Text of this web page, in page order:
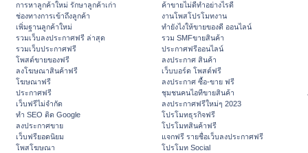
การหาลูกค้าใหม่ รักษาลูกค้าเก่า
ช่องทางการเข้าถึงลูกค้า
เพิ่มฐานลูกค้าใหม่
รวมเว็บลงประกาศฟรี ล่าสุด
รวมเว็บประกาศฟรี
โพสต์ขายของฟรี
ลงโฆษณาสินค้าฟรี
โฆษณาฟรี
ประกาศฟรี
เว็บฟรีไม่จำกัด
ทำ SEO ติด Google
ลงประกาศขาย
เว็บฟรียอดนิยม
โพสโฆษณา
ค้าขายไม่ดีทำอย่างไรดี
งานโพสโปรโมทงาน
ทํายังไงให้ขายของดี ออนไลน์
รวม SMFขายสินค้า
ประกาศฟรีออนไลน์
ลงประกาศ สินค้า
เว็บบอร์ด โพสต์ฟรี
ลงประกาศ ซื้อ-ขาย ฟรี
ชุมชนคนไอทีขายสินค้า
ลงประกาศฟรีใหม่ๆ 2023
โปรโมทธุรกิจฟรี
โปรโมทสินค้าฟรี
แจกฟรี รายชื่อเว็บลงประกาศฟรี
โปรโมท Social